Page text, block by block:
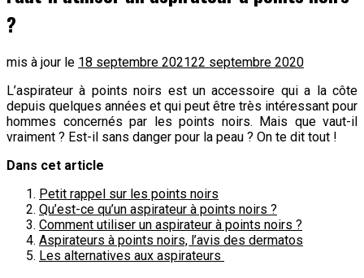
?
mis à jour le 18 septembre 202122 septembre 2020
L’aspirateur à points noirs est un accessoire qui a la côte
depuis quelques années et qui peut être très intéressant pour
hommes concernés par les points noirs. Mais que vaut-il
vraiment ? Est-il sans danger pour la peau ? On te dit tout !
Dans cet article
Petit rappel sur les points noirs
Qu’est-ce qu’un aspirateur à points noirs ?
Comment utiliser un aspirateur à points noirs ?
Aspirateurs à points noirs, l’avis des dermatos
Les alternatives aux aspirateurs